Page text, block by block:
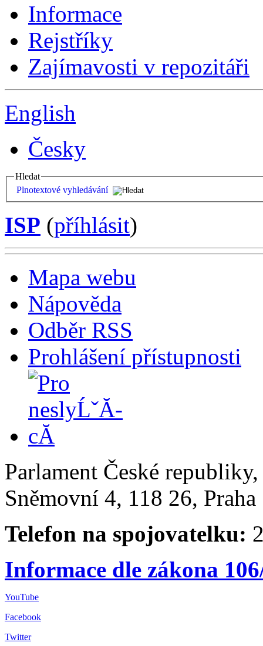
Informace
Rejstříky
Zajímavosti v repozitáři
English
Česky
Hledat
Plnotextové vyhledávání
ISP (příhlásit)
Mapa webu
Nápověda
Odběr RSS
Prohlášení přístupnosti
Parlament České
Sněmovní 4, 118 26,
Telefon na spojovatelku:
Informace dle zákona
YouTube
Facebook
Twitter